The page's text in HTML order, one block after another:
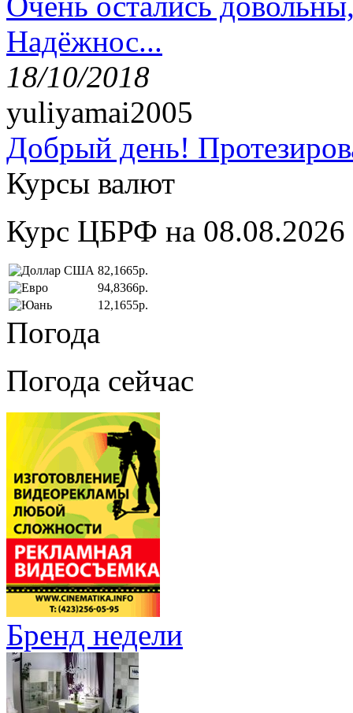
Надёжнос...
18/10/2018
yuliyamai2005
Добрый день!
Курсы валют
Курс ЦБРФ на 08.08.2026
82,1665р.
94,8366р.
12,1655р.
Погода
Погода сейчас
Бренд недели